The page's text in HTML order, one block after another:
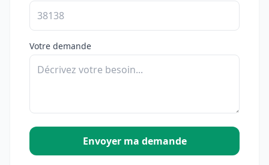
Votre demande
Envoyer ma demande